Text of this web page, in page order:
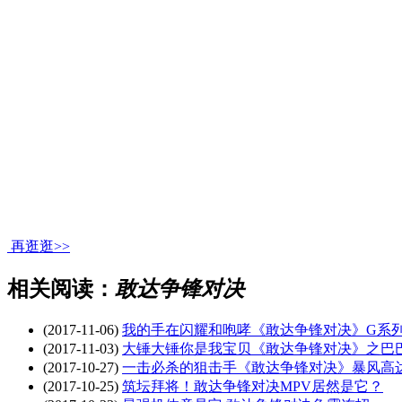
再逛逛>>
相关阅读： 敢达争锋对决
(2017-11-06) 我的手在闪耀和咆哮《敢达争锋对决》G系
(2017-11-03) 大锤大锤你是我宝贝《敢达争锋对决》之巴
(2017-10-27) 一击必杀的狙击手《敢达争锋对决》暴风高
(2017-10-25) 筑坛拜将！敢达争锋对决MPV居然是它？